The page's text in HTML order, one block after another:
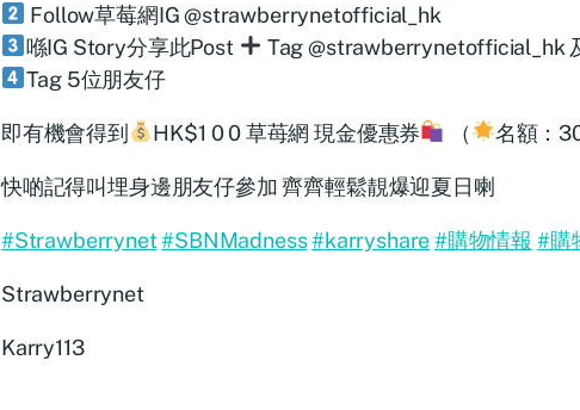
Follow草莓網IG @strawberrynetofficial_hk
喺IG Story分享此Post
Tag @strawberrynetofficial_hk
Tag 5位朋友仔
即有機會得到 HK$1 0 0 草苺網 現金優惠券 （ 名額：
快啲記得叫埋身邊朋友仔參加 齊齊輕鬆靚爆迎夏日喇
#Strawberrynet#SBNMadness#karryshare#購物情報 #購
Strawberrynet
Karry113